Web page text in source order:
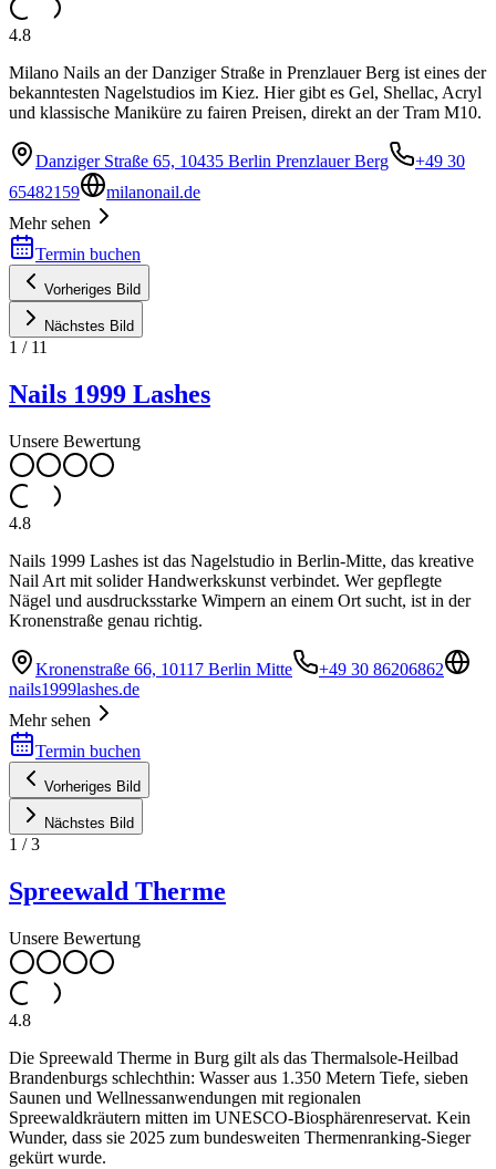
4.8
Milano Nails an der Danziger Straße in Prenzlauer Berg ist eines der
bekanntesten Nagelstudios im Kiez. Hier gibt es Gel, Shellac, Acryl
und klassische Maniküre zu fairen Preisen, direkt an der Tram M10.
Danziger Straße 65, 10435 Berlin Prenzlauer Berg
+49 30
65482159
milanonail.de
Mehr sehen
Termin buchen
Vorheriges Bild
Nächstes Bild
1 / 11
Nails 1999 Lashes
Unsere Bewertung
4.8
Nails 1999 Lashes ist das Nagelstudio in Berlin-Mitte, das kreative
Nail Art mit solider Handwerkskunst verbindet. Wer gepflegte
Nägel und ausdrucksstarke Wimpern an einem Ort sucht, ist in der
Kronenstraße genau richtig.
Kronenstraße 66, 10117 Berlin Mitte
+49 30 86206862
nails1999lashes.de
Mehr sehen
Termin buchen
Vorheriges Bild
Nächstes Bild
1 /3
Spreewald Therme
Unsere Bewertung
4.8
Die Spreewald Therme in Burg gilt als das Thermalsole-Heilbad
Brandenburgs schlechthin: Wasser aus 1.350 Metern Tiefe, sieben
Saunen und Wellnessanwendungen mit regionalen
Spreewaldkräutern mitten im UNESCO-Biosphärenreservat. Kein
Wunder, dass sie 2025 zum bundesweiten Thermenranking-Sieger
gekürt wurde.